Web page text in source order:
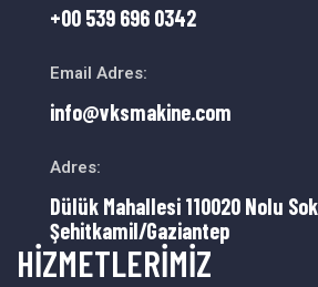
+00 539 696 0342
Email Adres:
info@vksmakine.com
Adres:
Dülük Mahallesi 110020 Nolu
Şehitkamil/Gaziantep
HİZMETLERİMİZ